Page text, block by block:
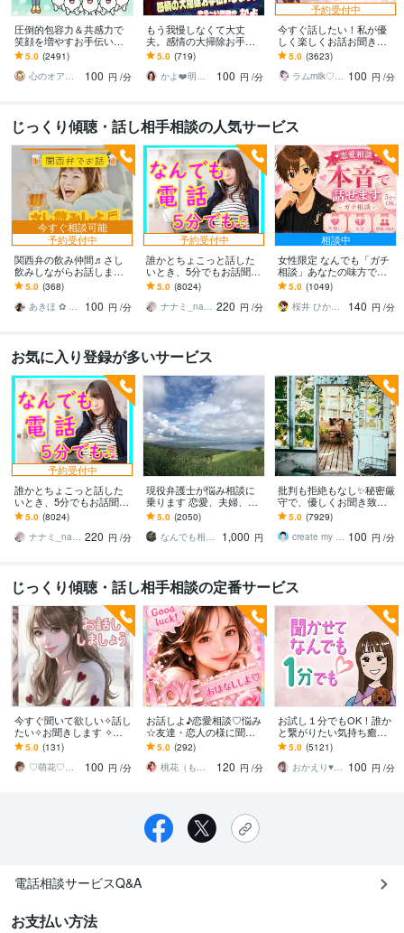
圧倒的包容力＆共感力で
笑顔︎を増やすお手伝いし
ます 総相談5100件⭐️HSP
エンパス元保育士♡悩み
総合窓口☘️
5.0 (2491)
心のオアシスまどかの部屋
100 円 /分
もう我慢しなくて大丈
夫。感情の大掃除お手伝
いします 怒り/イライラ/モ
ヤモヤ/ストレス/焦り/感情
爆発/本音
5.0 (719)
かよ❤️明日が少し楽しみになる場所
100 円 /分
予約受付中
今すぐ話したい！私が優
しく楽しくお話お聞きし
ます お気軽に1分でも⭐︎相
談・暇潰し・お試しくだ
さい⋈♡*｡ﾟ
5.0 (3623)
ラムmilk♡癒し声主婦セラピスト･°＊ 100 円 /分
じっくり傾聴・話し相手相談の人気サービス
今すぐ相談可能
予約受付中
関西弁の飲み仲間♬さし
飲みしながらお話します
何となく話したい✨酔った
時のいい気分のまま⭐︎お話
しましょう
5.0 (368)
あきほ ✿ 元気を届ける関西女子✨
100 円 /分
予約受付中
誰かとちょこっと話した
いとき、5分でもお話聞き
ます 疲れた～、でもカウ
ンセリングじゃない、な
んとなく雑談聞いて～
5.0 (8024)
ナナミ_nanami 220 円 /分
相談中
女性限定 なんでも「ガチ
相談」あなたの味方で話
ます 男性目線で、あなた
の恋の“答え”を言葉にしま
す。
5.0 (1049)
桜井 ひかる｜経験豊富の恋愛相談室
140 円 /分
お気に入り登録が多いサービス
予約受付中
誰かとちょこっと話した
いとき、5分でもお話聞き
ます 疲れた～、でもカウ
ンセリングじゃない、な
んとなく雑談聞いて～
5.0 (8024)
ナナミ_nanami 220 円 /分
現役弁護士が悩み相談に
乗ります 恋愛、夫婦、学
校、会社、お金，単なる
愚痴など何でもOK！
5.0 (2050)
なんでも相談員
1,000 円
批判も拒絶もなし✨秘密厳
守で、優しくお聞き致し
ます ✨お試し１分から✨
違うかな？と思ったら途
中で切って構いません
5.0 (7929)
create my life 100 円 /分
じっくり傾聴・話し相手相談の定番サービス
今すぐ聞いて欲しい✧話し
たい✧お聞きします ⁠✧心
の声お聞きします✧どんな
お話しでもじっくり耳を
傾けます
5.0 (131)
♡萌花♡の部屋
100 円 /分
お話しよ♪恋愛相談♡悩み
☆友達・恋人の様に聞き
ます YouTuber!悩み相談・
復縁・片思い・成就しま
す様に♪
5.0 (292)
桃花（ももか）♡強運パワー心のオアシス♡
120 円 /分
お試し１分でもOK！誰か
と繋がりたい気持ち癒し
ます あなたが主役/カウン
セリングじゃない/ただ静
かに寄り添います
5.0 (5121)
おかえり♥️岡えり子 100 円 /分
電話相談サービスQ&A
お支払い方法